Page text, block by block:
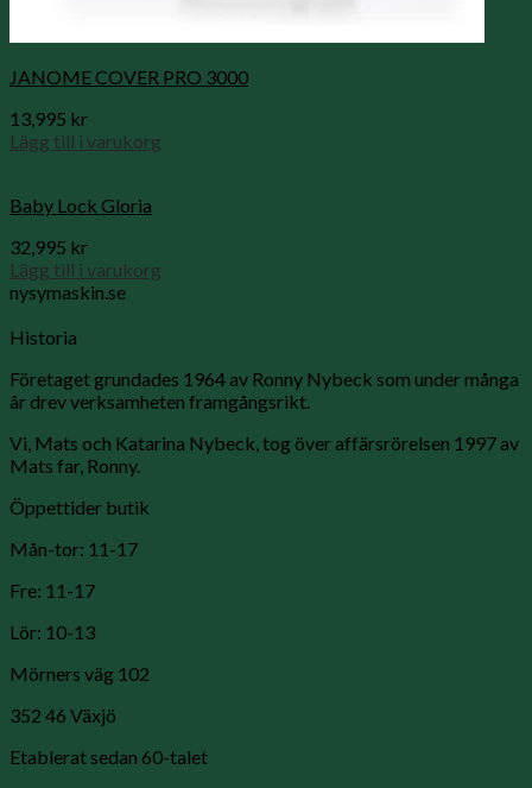
JANOME COVER PRO 3000
13,995 kr
Lägg till i varukorg
Baby Lock Gloria
32,995 kr
Lägg till i varukorg
nysymaskin.se
Historia
Företaget grundades 1964 av Ronny Nybeck som under många
år drev verksamheten framgångsrikt.
Vi, Mats och Katarina Nybeck, tog över affärsrörelsen 1997 av
Mats far, Ronny.
Öppettider butik
Mån-tor: 11-17
Fre: 11-17
Lör: 10-13
Mörners väg 102
352 46 Växjö
Etablerat sedan 60-talet